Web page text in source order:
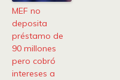
MEF no
deposita
préstamo de
90 millones
pero cobró
intereses a